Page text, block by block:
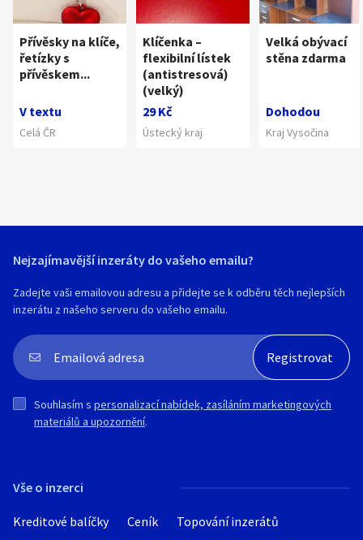
Přívěsky na klíče,
řetízky s
přívěskem...
V textu
Celá ČR
Klíčenka –
flexibilní lístek
(antistresová)
(velký)
29 Kč
Ústecký kraj
Velká obývací
stěna zdarma
Dohodou
Kraj Vysočina
Vše o inzerci
Kreditové balíčky Ceník
Topování inzerátů
Nejzajímavější inzeráty do vašeho emailu?
Zadejte vaši emailovou adresu a přidejte se k odběru těch nejlepších
inzerátu z našeho serveru do vašeho emailu.
Souhlasím s personalizací nabídek, zasíláním marketingových
materiálů a upozornění.